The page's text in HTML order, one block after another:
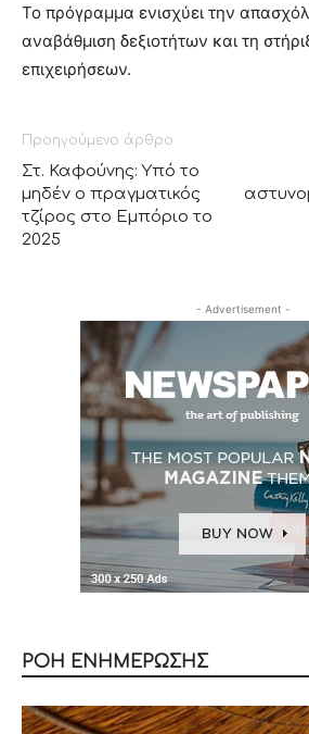
Το πρόγραμμα ενισχύει την
αναβάθμιση δεξιοτήτων και τη
επιχειρήσεων.
Προηγούμενο άρθρο
Στ. Καφούνης: Υπό το
μηδέν ο πραγματικός
τζίρος στο Εμπόριο το
2025
- Advertisement -
ΡΟΗ ΕΝΗΜΕΡΩΣΗΣ